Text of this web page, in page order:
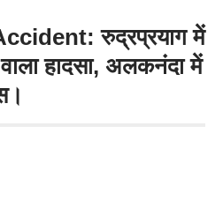
रुद्रप्रयाग में
हादसा, अलकनंदा में